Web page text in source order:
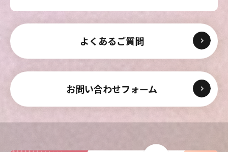
よくあるご質問
お問い合わせフォーム
東海歯科医療
専門学校
東海医療工学
東海歯科医療
専門学校
東海医療工学
東海歯科医療
専門学校
東海医療工学
東海歯科医療
専門学校
東海医療工学